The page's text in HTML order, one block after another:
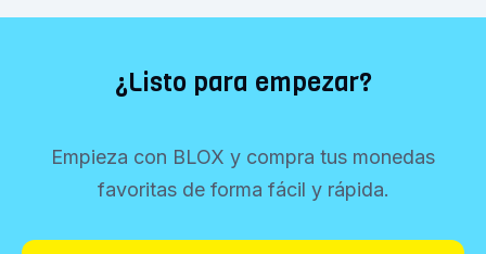
¿Listo para empezar?
Empieza con BLOX y compra tus monedas
favoritas de forma fácil y rápida.